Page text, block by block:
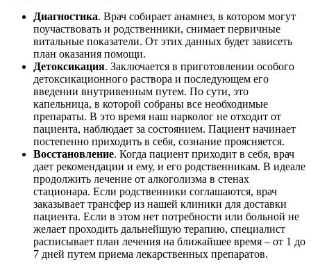
Диагностика. Врач собирает анамнез, в котором могут
поучаствовать и родственники, снимает первичные
витальные показатели. От этих данных будет зависеть
план оказания помощи.
Детоксикация. Заключается в приготовлении особого
детоксикационного раствора и последующем его
введении внутривенным путем. По сути, это
капельница, в которой собраны все необходимые
препараты. В это время наш нарколог не отходит от
пациента, наблюдает за состоянием. Пациент начинает
постепенно приходить в себя, сознание проясняется.
Восстановление. Когда пациент приходит в себя, врач
дает рекомендации и ему, и его родственникам. В идеале
продолжить лечение от алкоголизма в стенах
стационара. Если родственники соглашаются, врач
заказывает трансфер из нашей клиники для доставки
пациента. Если в этом нет потребности или больной не
желает проходить дальнейшую терапию, специалист
расписывает план лечения на ближайшее время – от 1 до
7 дней путем приема лекарственных препаратов.